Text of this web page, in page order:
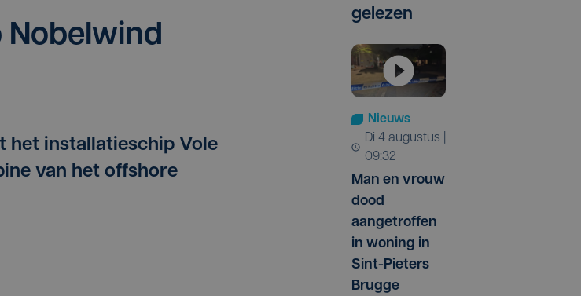
het installatieschip Vole
van het offshore
gelezen
Nieuws
di 4 augustus |
09:32
Man en vrouw
dood
aangetroffen
in woning in
Sint-Pieters
Brugge